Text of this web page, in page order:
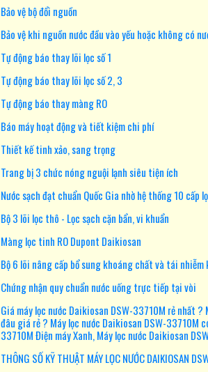
Bảo vệ bộ đổi nguồn
Bảo vệ khi nguồn nước đầu vào yếu hoặc không có
Tự động báo thay lõi lọc số 1
Tự động báo thay lõi lọc số 2, 3
Tự động báo thay màng RO
Báo máy hoạt động và tiết kiệm chi phí
Thiết kế tinh xảo, sang trọng
Trang bị 3 chức nóng nguội lạnh siêu tiện ích
Nước sạch đạt chuẩn Quốc Gia nhờ hệ thống 10 cấp
Bộ 3 lõi lọc thô - Lọc sạch cặn bẩn, vi khuẩn
Màng lọc tinh RO Dupont Daikiosan
Bộ 6 lõi nâng cấp bổ sung khoáng chất và tái nhiễm
Chứng nhận quy chuẩn nước uống trực tiếp tại vòi
Giá máy lọc nước Daikiosan DSW-33710M rẻ nhất
đâu giá rẻ ? Máy lọc nước Daikiosan DSW-33710M
33710M Điện máy Xanh, Máy lọc nước Daikiosan
THÔNG SỐ KỸ THUẬT MÁY LỌC NƯỚC DAIKIOSAN